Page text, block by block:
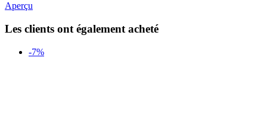
Aperçu
Les clients ont également acheté
-7%